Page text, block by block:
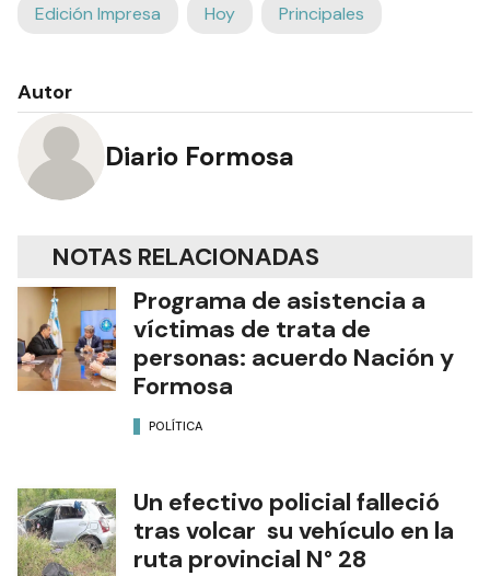
Edición Impresa Hoy Principales
Autor
Diario Formosa
NOTAS RELACIONADAS
Programa de asistencia a
víctimas de trata de
personas: acuerdo Nación y
Formosa
POLÍTICA
Un efectivo policial falleció
tras volcar su vehículo en la
ruta provincial N° 28